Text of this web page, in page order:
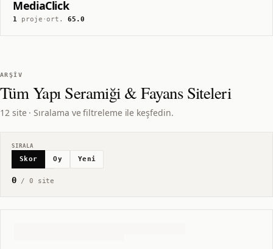
MediaClick
1proje ·ort.65.0
ARŞIV
TümYapı Seramiği & FayansSiteleri
12 site · Sıralama ve filtreleme ile keşfedin.
SIRALA
Skor Oy Yeni
0/ 0 site